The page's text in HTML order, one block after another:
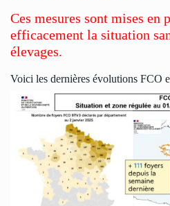
Ces mesures sont mises en
efficacement la situation
élevages.
Voici les dernières évolutions FCO